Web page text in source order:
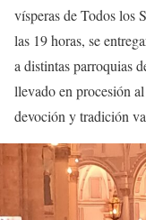
vísperas de Todos los
las 19 horas, se
a distintas parroquias
llevado en procesión
devoción y tradición